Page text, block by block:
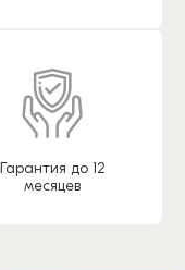
Гарантия до 12
месяцев